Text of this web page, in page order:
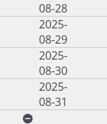
08-28
2025-
08-29
2025-
08-30
2025-
08-31